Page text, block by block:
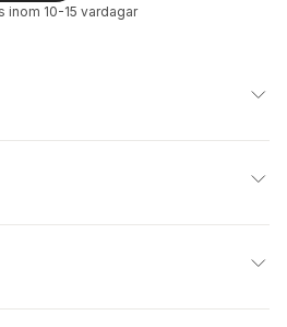
inom 10-15 vardagar